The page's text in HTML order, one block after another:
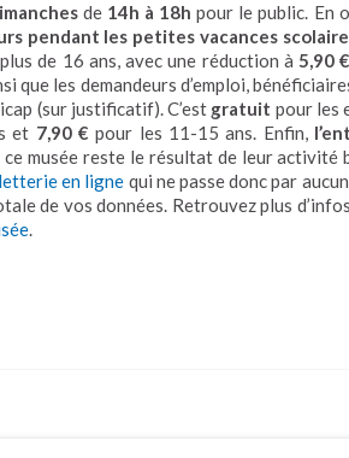
de 14h à 18h pour le public. En
pendant les petites vacances
de 16 ans, avec une réduction à 5,90 €
que les demandeurs d’emploi,
(sur justificatif). C’est gratuit pour les
et 7,90 € pour les 11-15 ans. Enfin,
ce musée reste le résultat de leur activité
en ligne qui ne passe donc par
de vos données. Retrouvez plus
.